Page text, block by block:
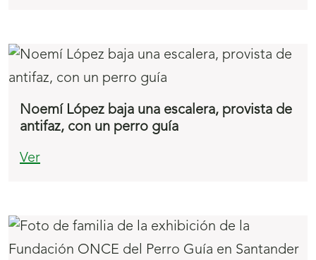
Noemí López baja una escalera, provista de
antifaz, con un perro guía
Ver